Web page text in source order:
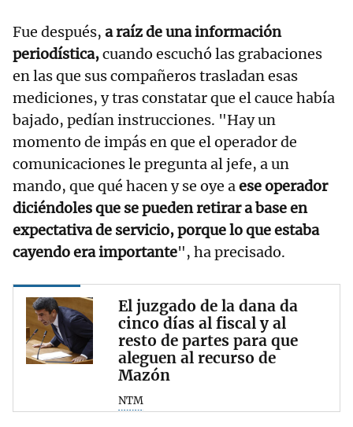
Fue después, a raíz de una información
periodística,cuando escuchó las grabaciones
en las que sus compañeros trasladan esas
mediciones, y tras constatar que el cauce había
bajado, pedían instrucciones. "Hay un
momento de impás en que el operador de
comunicaciones le pregunta al jefe, a un
mando, que qué hacen y se oye aese operador
diciéndoles que se pueden retirar a base en
expectativa de servicio, porque lo que estaba
cayendo era importante", ha precisado.
El juzgado de la dana da
cinco días al fiscal y al
resto de partes para que
aleguen al recurso de
Mazón
NTM